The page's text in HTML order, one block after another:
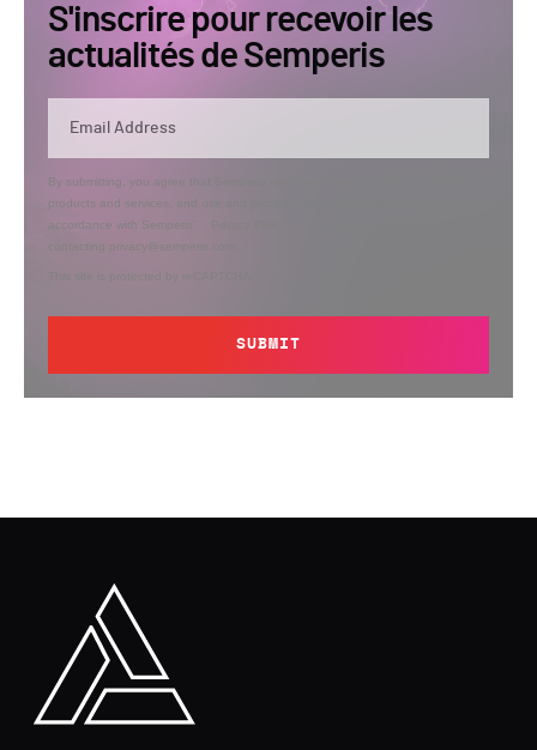
S'inscrire pour recevoir les
actualités de Semperis
By submitting, you agree that Semperis may send you information regarding its
products and services, and use and process your personal information in
accordance with Semperis’
contacting privacy@semperis.com.
This site is protected by reCAPTCHA.
SUBMIT